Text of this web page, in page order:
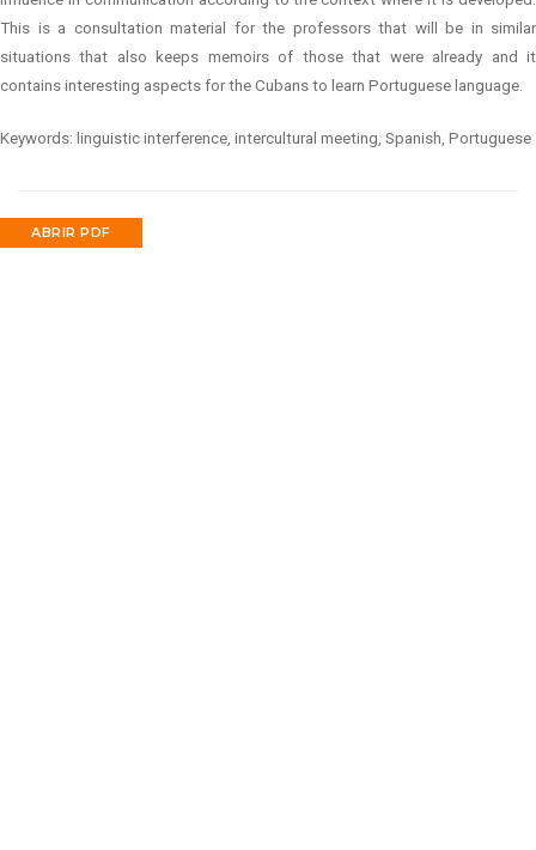
This is a consultation material for the professors that will be in similar
situations that also keeps memoirs of those that were already and it
contains interesting aspects for the Cubans to learn Portuguese language.
Keywords: linguistic interference, intercultural meeting, Spanish, Portuguese
ABRIR PDF